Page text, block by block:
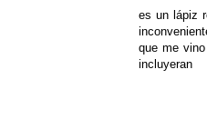
es un lápiz
que me
incluyeran